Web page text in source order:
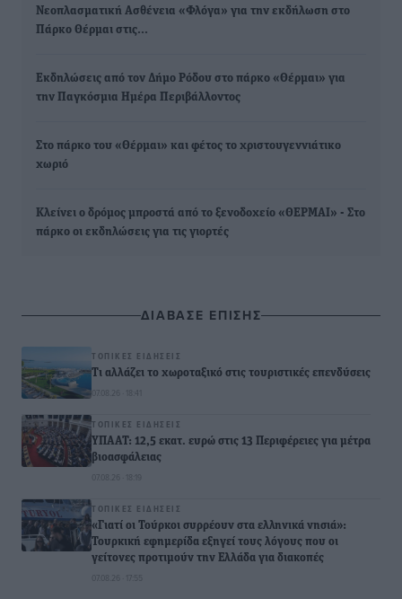
Νεοπλασματική Ασθένεια «Φλόγα» για την εκδήλωση στο
Πάρκο Θέρμαι στις…
Εκδηλώσεις από τον Δήμο Ρόδου στο πάρκο «Θέρμαι» για
την Παγκόσμια Ημέρα Περιβάλλοντος
Στο πάρκο του «Θέρμαι» και φέτος το χριστουγεννιάτικο
χωριό
Κλείνει ο δρόμος μπροστά από το ξενοδοχείο «ΘΕΡΜΑΙ» - Στο
πάρκο οι εκδηλώσεις για τις γιορτές
ΔΙΑΒΑΣΕ ΕΠΙΣΗΣ
ΤΟΠΙΚΈΣ ΕΙΔΉΣΕΙΣ
Τι αλλάζει το χωροταξικό στις τουριστικές επενδύσεις
07.08.26 · 18:41
ΤΟΠΙΚΈΣ ΕΙΔΉΣΕΙΣ
ΥΠΑΑΤ: 12,5 εκατ. ευρώ στις 13 Περιφέρειες για μέτρα
βιοασφάλειας
07.08.26 · 18:19
ΤΟΠΙΚΈΣ ΕΙΔΉΣΕΙΣ
«Γιατί οι Τούρκοι συρρέουν στα ελληνικά νησιά»:
Τουρκική εφημερίδα εξηγεί τους λόγους που οι
γείτονες προτιμούν την Ελλάδα για διακοπές
07.08.26 · 17:55